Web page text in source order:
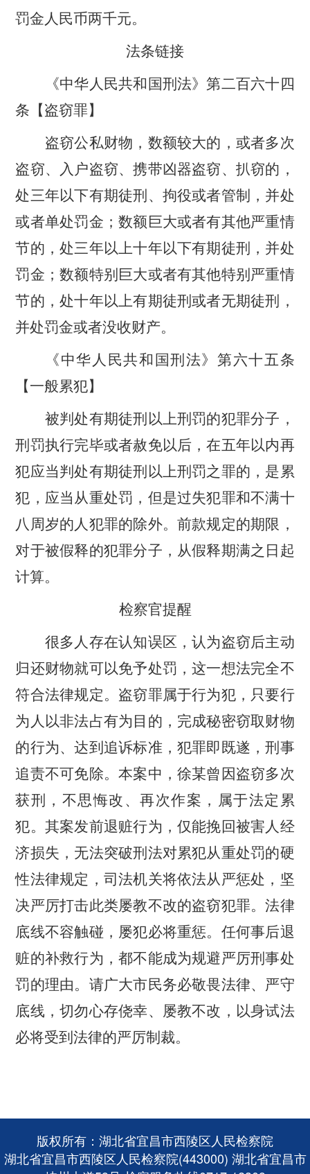
罚金人民币两千元。
法条链接
《中华人民共和国刑法》第二百六十四
条【盗窃罪】
盗窃公私财物，数额较大的，或者多次
盗窃、入户盗窃、携带凶器盗窃、扒窃的，
处三年以下有期徒刑、拘役或者管制，并处
或者单处罚金；数额巨大或者有其他严重情
节的，处三年以上十年以下有期徒刑，并处
罚金；数额特别巨大或者有其他特别严重情
节的，处十年以上有期徒刑或者无期徒刑，
并处罚金或者没收财产。
《中华人民共和国刑法》第六十五条
【一般累犯】
被判处有期徒刑以上刑罚的犯罪分子，
刑罚执行完毕或者赦免以后，在五年以内再
犯应当判处有期徒刑以上刑罚之罪的，是累
犯，应当从重处罚，但是过失犯罪和不满十
八周岁的人犯罪的除外。前款规定的期限，
对于被假释的犯罪分子，从假释期满之日起
计算。
检察官提醒
很多人存在认知误区，认为盗窃后主动
归还财物就可以免予处罚，这一想法完全不
符合法律规定。盗窃罪属于行为犯，只要行
为人以非法占有为目的，完成秘密窃取财物
的行为、达到追诉标准，犯罪即既遂，刑事
追责不可免除。本案中，徐某曾因盗窃多次
获刑，不思悔改、再次作案，属于法定累
犯。其案发前退赃行为，仅能挽回被害人经
济损失，无法突破刑法对累犯从重处罚的硬
性法律规定，司法机关将依法从严惩处，坚
决严厉打击此类屡教不改的盗窃犯罪。法律
底线不容触碰，屡犯必将重惩。任何事后退
赃的补救行为，都不能成为规避严厉刑事处
罚的理由。请广大市民务必敬畏法律、严守
底线，切勿心存侥幸、屡教不改，以身试法
必将受到法律的严厉制裁。
版权所有：湖北省宜昌市西陵区人民检察院
湖北省宜昌市西陵区人民检察院(443000) 湖北省宜昌市